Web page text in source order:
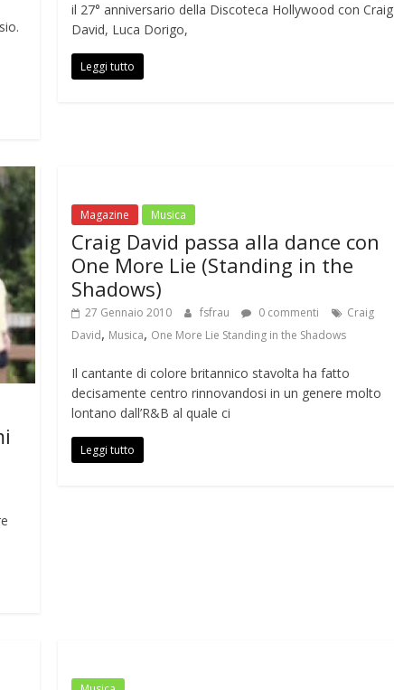
il 27° anniversario della Discoteca Hollywood con Craig
David, Luca Dorigo,
Leggi tutto
Magazine Musica
Craig David passa alla dance con
One More Lie (Standing in the
Shadows)
27 Gennaio 2010 fsfrau 0 commenti
Craig
David, Musica, One More Lie Standing in the Shadows
Il cantante di colore britannico stavolta ha fatto
decisamente centro rinnovandosi in un genere molto
lontano dall’R&B al quale ci
Leggi tutto